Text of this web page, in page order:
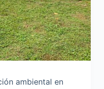
ambiental en